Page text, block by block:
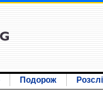
Подорож